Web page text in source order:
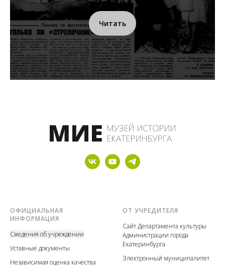
Читать
ОФИЦИАЛЬНАЯ
ИНФОРМАЦИЯ
Сведения об учреждении
Уставные документы
Независимая оценка качества
ОТ УЧРЕДИТЕЛЯ
Сайт Департамента культуры
Администрации города
Екатеринбурга
Электронный муниципалитет